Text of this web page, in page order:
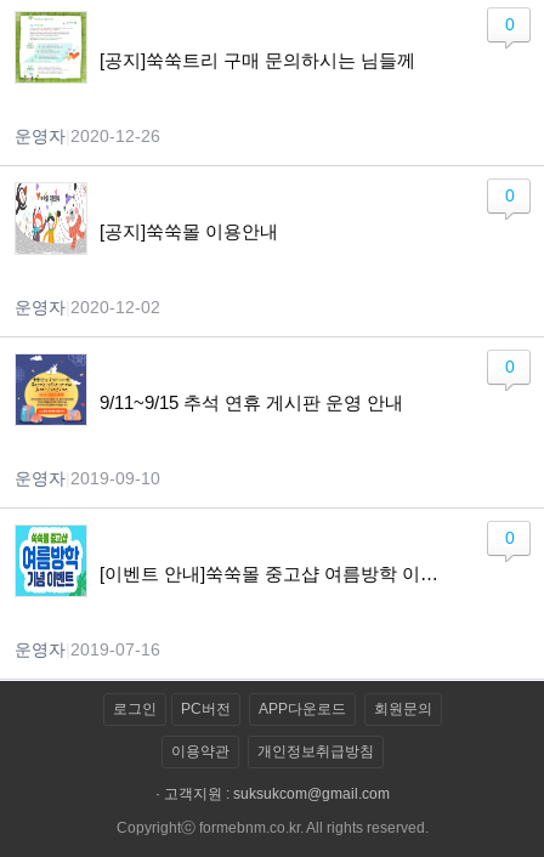
[공지]쑥쑥트리 구매 문의하시는 님들께
운영자 2020-12-26
0
[공지]쑥쑥몰 이용안내
운영자 2020-12-02
0
9/11~9/15 추석 연휴 게시판 운영 안내
운영자 2019-09-10
0
[이벤트 안내]쑥쑥몰 중고샵 여름방학 이벤트 참여하고, 혜택도 받아가세요
운영자 2019-07-16
0
로그인 PC버전 APP다운로드 회원문의
이용약관 개인정보취급방침
· 고객지원 : suksukcom@gmail.com
Copyrightⓒ formebnm.co.kr. All rights reserved.